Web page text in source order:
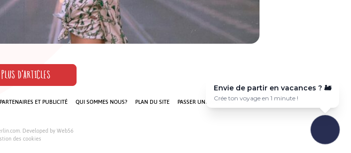
aux années 80 a ouvert ses portes […]
D'ARTICLES
PARTENAIRES ET PUBLICITÉ QUI SOMMES NOUS? PLAN DU SITE PASSER UNE ANNONCE
Developed by Web56
des cookies
Envie de partir en vacances ? ✈️
Voyage sur-mesure en quelques clics 🎯